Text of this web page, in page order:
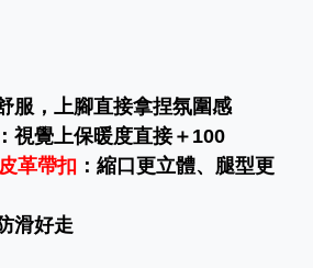
服，上腳直接拿捏氛圍感
視覺上保暖度直接＋100
革帶扣 ：縮口更立體、腿型更
滑好走